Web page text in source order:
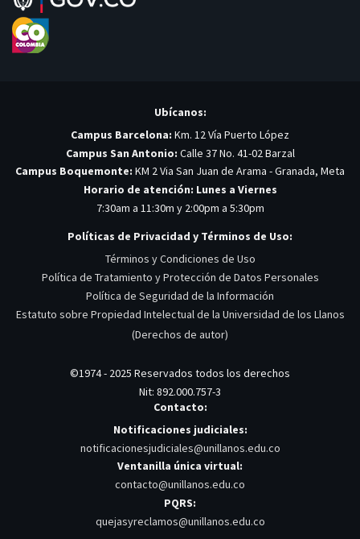
Ubícanos:
Campus Barcelona: Km. 12 Vía Puerto López
Campus San Antonio: Calle 37 No. 41-02 Barzal
Campus Boquemonte: KM 2 Via San Juan de Arama - Granada, Meta
Horario de atención: Lunes a Viernes
7:30am a 11:30m y 2:00pm a 5:30pm
Políticas de Privacidad y Términos de Uso:
Términos y Condiciones de Uso
Política de Tratamiento y Protección de Datos Personales
Política de Seguridad de la Información
Estatuto sobre Propiedad Intelectual de la Universidad de los Llanos
(Derechos de autor)
©1974 - 2025 Reservados todos los derechos
Nit: 892.000.757-3
Contacto:
Notificaciones judiciales:
notificacionesjudiciales@unillanos.edu.co
Ventanilla única virtual:
contacto@unillanos.edu.co
PQRS:
quejasyreclamos@unillanos.edu.co